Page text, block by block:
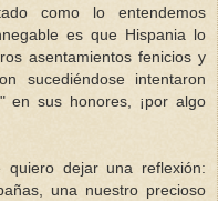
como lo entendemos
es que Hispania lo
asentamientos fenicios y
sucediéndose intentaron
en sus honores, ¡por algo
quiero dejar una reflexión:
una nuestro precioso